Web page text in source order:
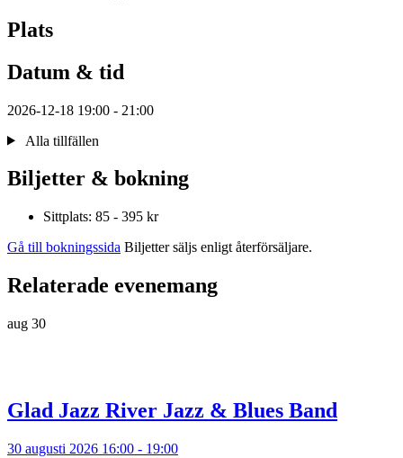
Plats
Datum & tid
2026-12-18 19:00 - 21:00
Alla tillfällen
Biljetter & bokning
Sittplats: 85 - 395 kr
Gå till bokningssida Biljetter säljs enligt återförsäljare.
Relaterade evenemang
aug 30
Glad Jazz River Jazz & Blues Band
30 augusti 2026 16:00 - 19:00